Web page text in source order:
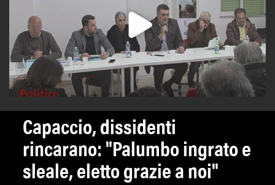
Capaccio, dissidenti
rincarano: "Palumbo ingrato e
sleale, eletto grazie a noi"